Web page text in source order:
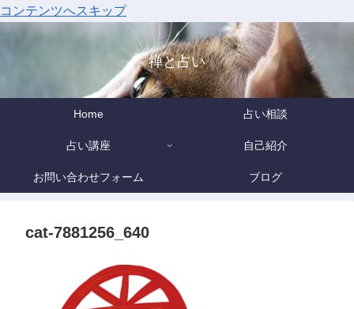
コンテンツへスキップ
禅と占い
Home 占い相談
占い講座 自己紹介
お問い合わせフォーム ブログ
cat-7881256_640